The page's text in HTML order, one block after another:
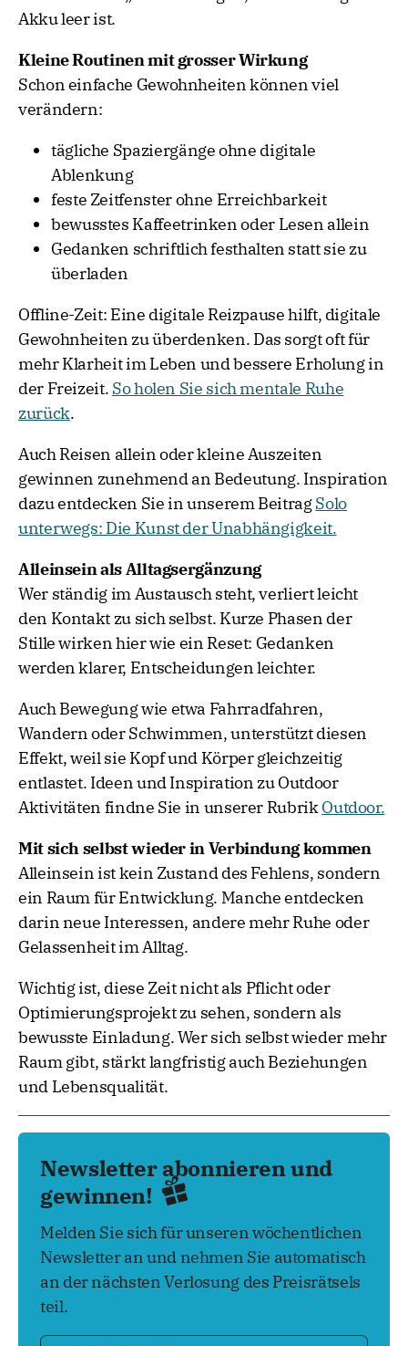
Akku leer ist.
Kleine Routinen mit grosser Wirkung
Schon einfache Gewohnheiten können viel
verändern:
tägliche Spaziergänge ohne digitale
Ablenkung
feste Zeitfenster ohne Erreichbarkeit
bewusstes Kaffeetrinken oder Lesen allein
Gedanken schriftlich festhalten statt sie zu
überladen
Offline-Zeit: Eine digitale Reizpause hilft, digitale
Gewohnheiten zu überdenken. Das sorgt oft für
mehr Klarheit im Leben und bessere Erholung in
der Freizeit. So holen Sie sich mentale Ruhe
zurück.
Auch Reisen allein oder kleine Auszeiten
gewinnen zunehmend an Bedeutung. Inspiration
dazu entdecken Sie in unserem BeitragSolo
unterwegs: Die Kunst der Unabhängigkeit.
Alleinsein als Alltagsergänzung
Wer ständig im Austausch steht, verliert leicht
den Kontakt zu sich selbst. Kurze Phasen der
Stille wirken hier wie ein Reset: Gedanken
werden klarer, Entscheidungen leichter.
Auch Bewegung wie etwa Fahrradfahren,
Wandern oder Schwimmen, unterstützt diesen
Effekt, weil sie Kopf und Körper gleichzeitig
entlastet. Ideen und Inspiration zu Outdoor
Aktivitäten findne Sie in unserer RubrikOutdoor.
Mit sich selbst wieder in Verbindung kommen
Alleinsein ist kein Zustand des Fehlens, sondern
ein Raum für Entwicklung. Manche entdecken
darin neue Interessen, andere mehr Ruhe oder
Gelassenheit im Alltag.
Wichtig ist, diese Zeit nicht als Pflicht oder
Optimierungsprojekt zu sehen, sondern als
bewusste Einladung. Wer sich selbst wieder mehr
Raum gibt, stärkt langfristig auch Beziehungen
und Lebensqualität.
Newsletter abonnieren und
gewinnen!
Melden Sie sich für unseren wöchentlichen
Newsletter an und nehmen Sie automatisch
an der nächsten Verlosung des Preisrätsels
teil.